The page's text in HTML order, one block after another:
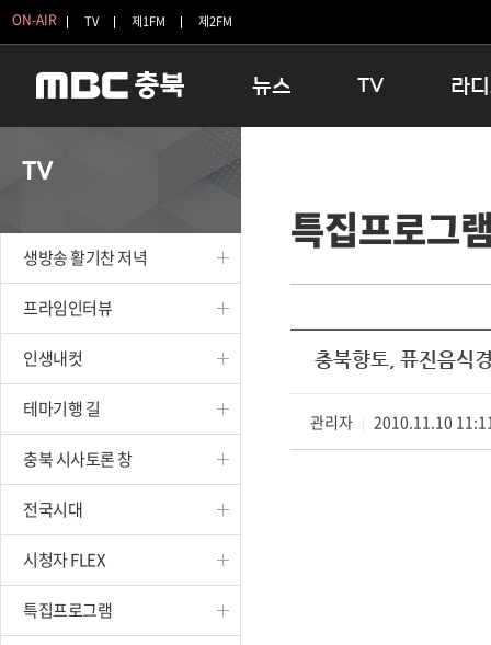
ON-AIR TV 제1FM 제2FM
뉴스
보은
옥천
TV
인생내컷
테마기행 길
시청자 FLEX
특집프로그램
종영프로그램
라
16:00 완
우리 고
TV
생방송 활기찬 저녁
프라임인터뷰
인생내컷
테마기행 길
충북 시사토론 창
전국시대
시청자 FLEX
특집프로그램
특집프로그
충북향토, 퓨진음식
관리자 2010.11.10